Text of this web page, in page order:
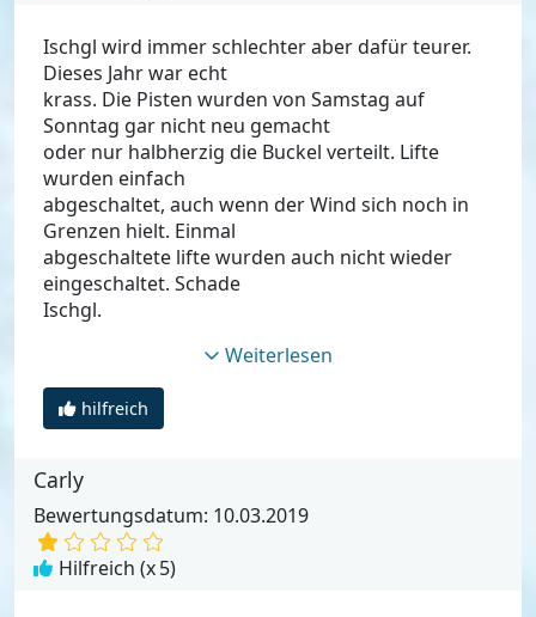
Ischgl wird immer schlechter aber dafür teurer.
Dieses Jahr war echt
krass. Die Pisten wurden von Samstag auf
Sonntag gar nicht neu gemacht
oder nur halbherzig die Buckel verteilt. Lifte
wurden einfach
abgeschaltet, auch wenn der Wind sich noch in
Grenzen hielt. Einmal
abgeschaltete lifte wurden auch nicht wieder
eingeschaltet. Schade
Ischgl.
Weiterlesen
hilfreich
Carly
Bewertungsdatum: 10.03.2019
Hilfreich (x5)